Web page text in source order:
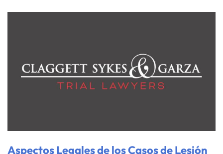
Aspectos Legales de los Casos de Lesión